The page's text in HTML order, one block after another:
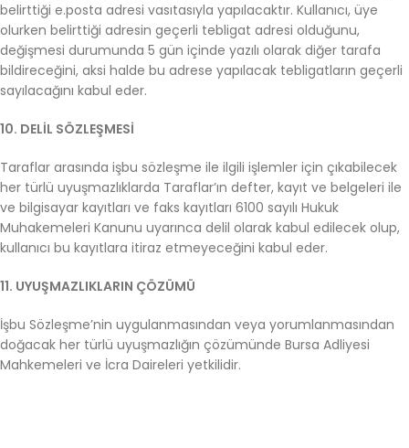
belirttiği e.posta adresi vasıtasıyla yapılacaktır. Kullanıcı, üye
olurken belirttiği adresin geçerli tebligat adresi olduğunu,
değişmesi durumunda 5 gün içinde yazılı olarak diğer tarafa
bildireceğini, aksi halde bu adrese yapılacak tebligatların geçerli
sayılacağını kabul eder.
10. DELİL SÖZLEŞMESİ
Taraflar arasında işbu sözleşme ile ilgili işlemler için çıkabilecek
her türlü uyuşmazlıklarda Taraflar’ın defter, kayıt ve belgeleri ile
ve bilgisayar kayıtları ve faks kayıtları 6100 sayılı Hukuk
Muhakemeleri Kanunu uyarınca delil olarak kabul edilecek olup,
kullanıcı bu kayıtlara itiraz etmeyeceğini kabul eder.
11. UYUŞMAZLIKLARIN ÇÖZÜMÜ
İşbu Sözleşme’nin uygulanmasından veya yorumlanmasından
doğacak her türlü uyuşmazlığın çözümünde Bursa Adliyesi
Mahkemeleri ve İcra Daireleri yetkilidir.